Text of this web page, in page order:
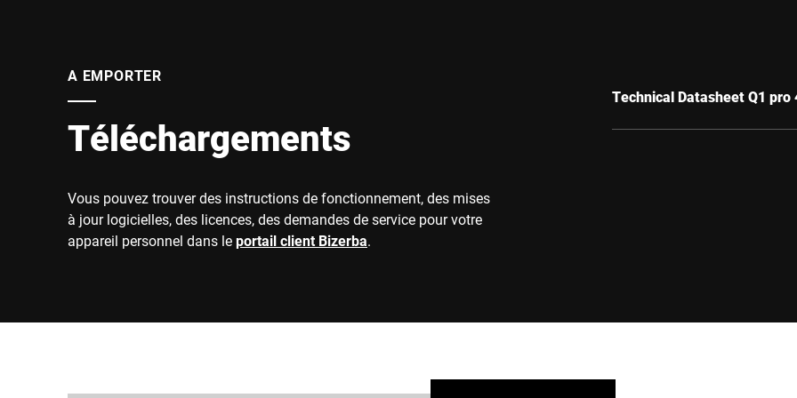
A EMPORTER
Téléchargements
Vous pouvez trouver des instructions de fonctionnement, des mises
à jour logicielles, des licences, des demandes de service pour votre
appareil personnel dans leportail client Bizerba.
Technical Datasheet Q1 pro